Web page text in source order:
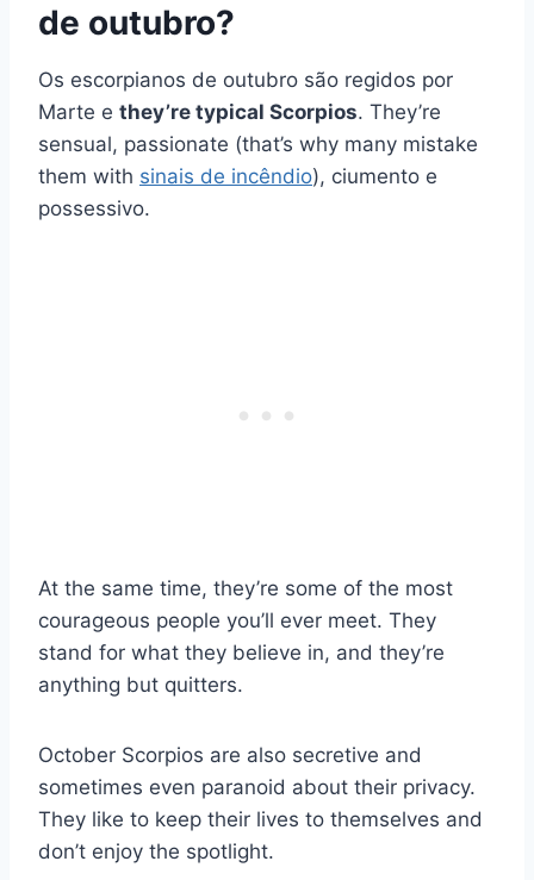
de outubro?
Os escorpianos de outubro são regidos por
Marte e they’re typical Scorpios. They’re
sensual, passionate (that’s why many mistake
them with sinais de incêndio), ciumento e
possessivo.
At the same time, they’re some of the most
courageous people you’ll ever meet. They
stand for what they believe in, and they’re
anything but quitters.
October Scorpios are also secretive and
sometimes even paranoid about their privacy.
They like to keep their lives to themselves and
don’t enjoy the spotlight.